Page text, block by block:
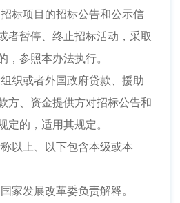
标项目的招标公告和公示信
者暂停、终止招标活动，采取
，参照本办法执行。
织或者外国政府贷款、援助
方、资金提供方对招标公告和
定的，适用其规定。
以上、以下包含本级或本
家发展改革委负责解释。